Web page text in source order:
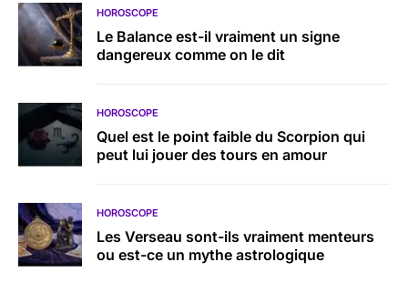
HOROSCOPE
Le Balance est-il vraiment un signe
dangereux comme on le dit
HOROSCOPE
Quel est le point faible du Scorpion qui
peut lui jouer des tours en amour
HOROSCOPE
Les Verseau sont-ils vraiment menteurs
ou est-ce un mythe astrologique